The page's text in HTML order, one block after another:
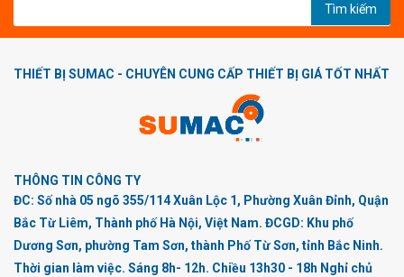
Tìm kiếm
THIẾT BỊ SUMAC - CHUYÊN CUNG CẤP THIẾT BỊ GIÁ TỐT NHẤT
THÔNG TIN CÔNG TY
ĐC: Số nhà 05 ngõ 355/114 Xuân Lộc 1, Phường Xuân Đỉnh, Quận
Bắc Từ Liêm, Thành phố Hà Nội, Việt Nam. ĐCGD: Khu phố
Dương Sơn, phường Tam Sơn, thành Phố Từ Sơn, tỉnh Bắc Ninh.
Thời gian làm việc. Sáng 8h- 12h. Chiều 13h30 - 18h Nghỉ chủ